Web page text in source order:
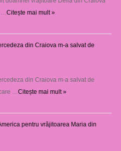
Citește mai mult »
din Craiova m-a salvat de
din Craiova m-a salvat de
… Citește mai mult »
pentru vrăjitoarea Maria din